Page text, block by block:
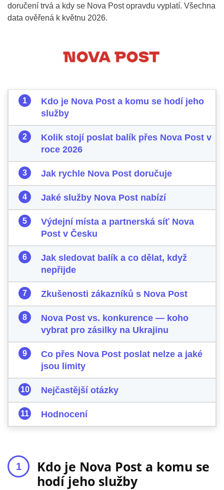
doručení trvá a kdy se Nova Post opravdu vyplatí. Všechna
data ověřená k květnu 2026.
Kdo je Nova Post a komu se hodí jeho
služby
Kolik stojí poslat balík přes Nova Post v
roce 2026
Jak rychle Nova Post doručuje
Jaké služby Nova Post nabízí
Výdejní místa a partnerská síť Nova
Post v Česku
Jak sledovat balík a co dělat, když
nepřijde
Zkušenosti zákazníků s Nova Post
Nova Post vs. konkurence — koho
vybrat pro zásilky na Ukrajinu
Co přes Nova Post poslat nelze a jaké
jsou limity
Nejčastější otázky
Hodnocení
Kdo je Nova Post a komu se
hodí jeho služby